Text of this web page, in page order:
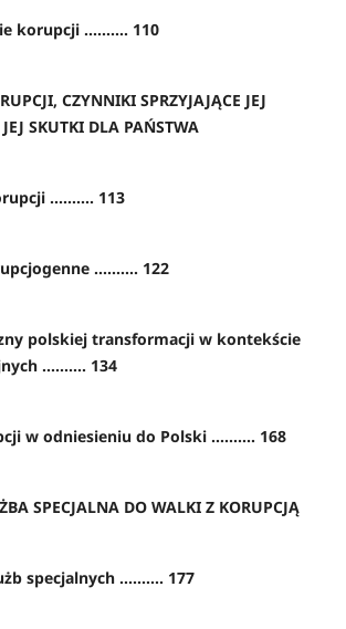
korupcji .......... 110
CZYNNIKI SPRZYJAJĄCE JEJ
SKUTKI DLA PAŃSTWA
.......... 113
.......... 122
polskiej transformacji w kontekście
.......... 134
w odniesieniu do Polski .......... 168
SPECJALNA DO WALKI Z KORUPCJĄ
specjalnych .......... 177